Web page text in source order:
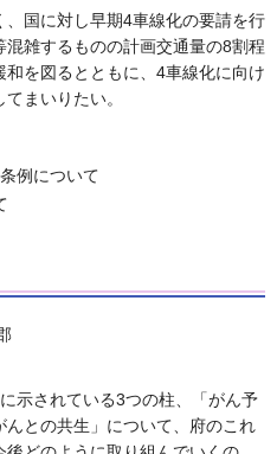
国に対し早期4車線化の要請を行
雑するものの計画交通量の8割程
を図るとともに、4車線化に向け
まいりたい。
例について
示されている3つの柱、「がん予
との共生」について、府のこれ